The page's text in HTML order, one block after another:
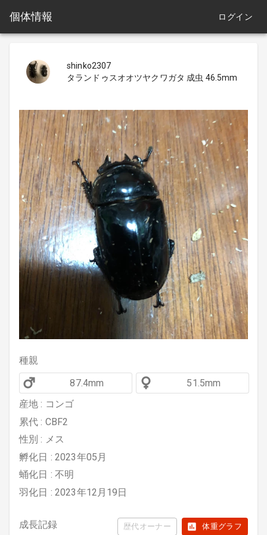
個体情報 ログイン
shinko2307
タランドゥスオオツヤクワガタ 成虫 46.5mm
種親
87.4mm
51.5mm
産地 : コンゴ
累代 : CBF2
性別 : メス
孵化日 : 2023年05月
蛹化日 : 不明
羽化日 : 2023年12月19日
成長記録 体重グラフ
歴代オーナー